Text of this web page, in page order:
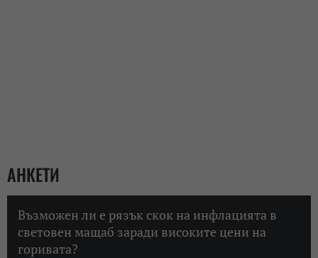
АНКЕТИ
Възможен ли е рязък скок на инфлацията в
световен мащаб заради високите цени на
горивата?